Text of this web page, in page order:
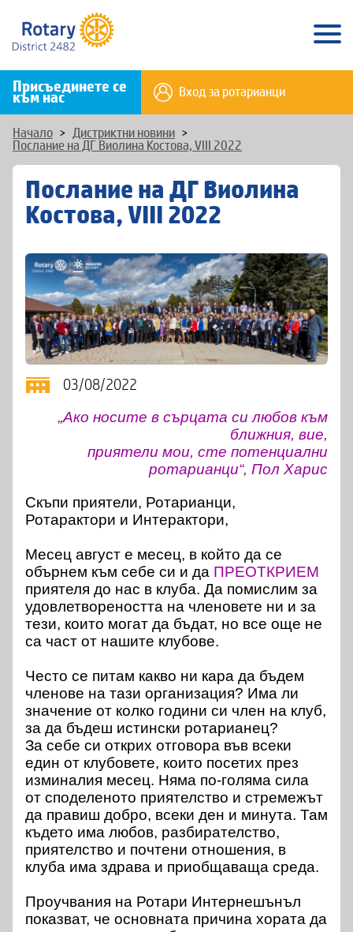
Присъединете се
към нас Вход за ротарианци
Начало > Дистриктни новини >
Послание на ДГ Виолина Костова, VIII 2022
Послание на ДГ Виолина
Костова, VIII 2022
03/08/2022
„Ако носите в сърцата си любов към
ближния, вие,
приятели мои, сте потенциални
ротарианци“, Пол Харис
Скъпи приятели, Ротарианци,
Ротарактори и Интерактори,
Месец август е месец, в който да се
обърнем към себе си и да ПРЕОТКРИЕМ
приятеля до нас в клуба. Да помислим за
удовлетвореността на членовете ни и за
тези, които могат да бъдат, но все още не
са част от нашите клубове.
Често се питам какво ни кара да бъдем
членове на тази организация? Има ли
значение от колко години си член на клуб,
за да бъдеш истински ротарианец?
За себе си открих отговора във всеки
един от клубовете, които посетих през
изминалия месец. Няма по-голяма сила
от споделеното приятелство и стремежът
да правиш добро, всеки ден и минута. Там
където има любов, разбирателство,
приятелство и почтени отношения, в
клуба има здрава и приобщаваща среда.
Проучвания на Ротари Интернешънъл
показват, че основната причина хората да